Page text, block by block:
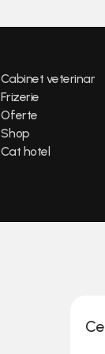
Cabinet veterinar
Frizerie
Oferte
Shop
Cat hotel